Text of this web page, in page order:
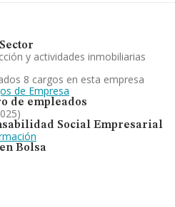
y actividades inmobiliarias
8 cargos en esta empresa
de Empresa
de empleados
Social Empresarial
Bolsa